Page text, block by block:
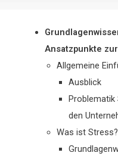
Ansatzpunkte
Allgemeine
Ausblick
Problematik
den
Was ist Stress?